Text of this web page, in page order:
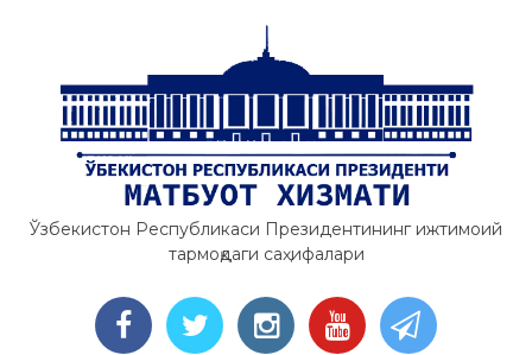
Ўзбекистон Республикаси Президентининг ижтимоий
тармоқдаги саҳифалари